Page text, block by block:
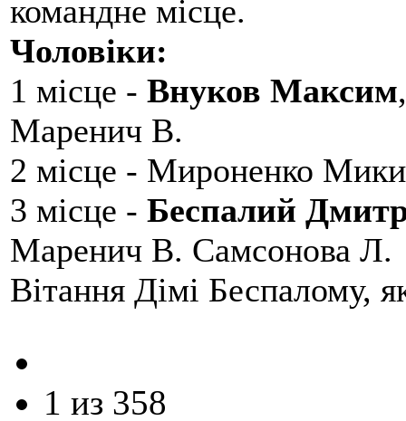
командне місце.
Чоловіки:
1 місце - Внуков Максим
Маренич В.
2 місце - Мироненко
3 місце - Беспалий
Маренич В. Самсонова Л.
Вітання Дімі Беспалому,
1 из 358